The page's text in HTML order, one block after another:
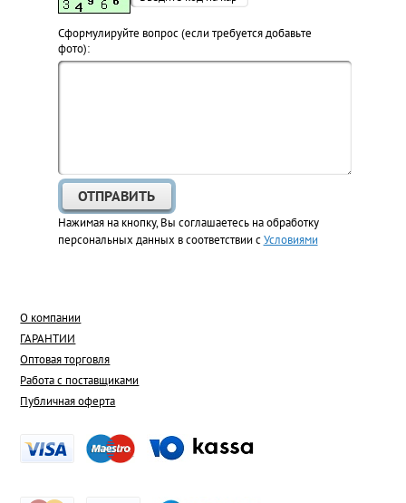
Cформулируйте вопрос (если требуется добавьте
фото):
Нажимая на кнопку, Вы соглашаетесь на обработку
персональных данных в соответствии сУсловиями
О компании
ГАРАНТИИ
Оптовая торговля
Работа с поставщиками
Публичная оферта